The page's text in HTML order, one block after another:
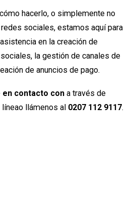
hacerlo, o simplemente no
sociales, estamos aquí para
en la creación de
la gestión de canales de
de anuncios de pago.
en contacto con a través de
o llámenos al 0207 112 9117.